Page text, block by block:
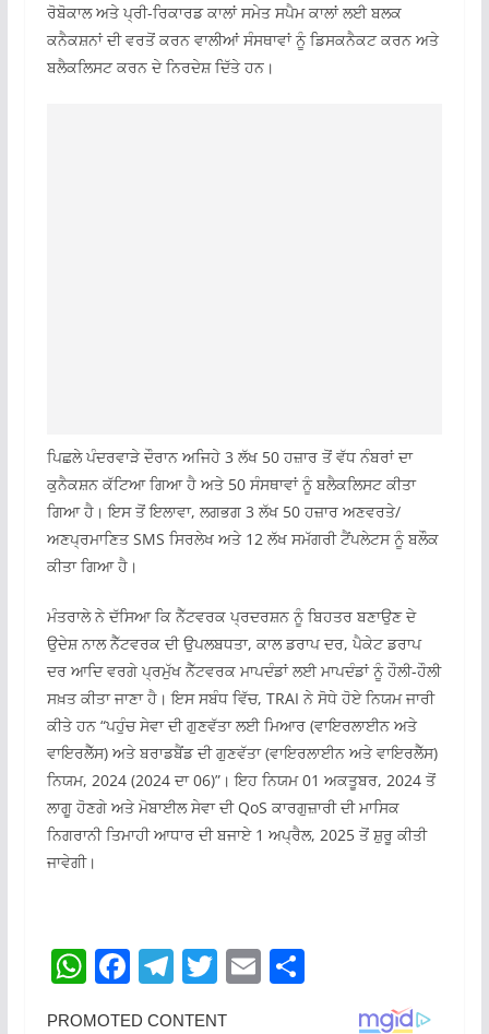
ਰੋਬੋਕਾਲ ਅਤੇ ਪ੍ਰੀ-ਰਿਕਾਰਡ ਕਾਲਾਂ ਸਮੇਤ ਸਪੈਮ ਕਾਲਾਂ ਲਈ ਬਲਕ
ਕਨੈਕਸ਼ਨਾਂ ਦੀ ਵਰਤੋਂ ਕਰਨ ਵਾਲੀਆਂ ਸੰਸਥਾਵਾਂ ਨੂੰ ਡਿਸਕਨੈਕਟ ਕਰਨ ਅਤੇ
ਬਲੈਕਲਿਸਟ ਕਰਨ ਦੇ ਨਿਰਦੇਸ਼ ਦਿੱਤੇ ਹਨ।
ਪਿਛਲੇ ਪੰਦਰਵਾੜੇ ਦੌਰਾਨ ਅਜਿਹੇ 3 ਲੱਖ 50 ਹਜ਼ਾਰ ਤੋਂ ਵੱਧ ਨੰਬਰਾਂ ਦਾ
ਕੁਨੈਕਸ਼ਨ ਕੱਟਿਆ ਗਿਆ ਹੈ ਅਤੇ 50 ਸੰਸਥਾਵਾਂ ਨੂੰ ਬਲੈਕਲਿਸਟ ਕੀਤਾ
ਗਿਆ ਹੈ। ਇਸ ਤੋਂ ਇਲਾਵਾ, ਲਗਭਗ 3 ਲੱਖ 50 ਹਜ਼ਾਰ ਅਣਵਰਤੇ/
ਅਣਪ੍ਰਮਾਣਿਤ SMS ਸਿਰਲੇਖ ਅਤੇ 12 ਲੱਖ ਸਮੱਗਰੀ ਟੈਂਪਲੇਟਸ ਨੂੰ ਬਲੌਕ
ਕੀਤਾ ਗਿਆ ਹੈ।
ਮੰਤਰਾਲੇ ਨੇ ਦੱਸਿਆ ਕਿ ਨੈੱਟਵਰਕ ਪ੍ਰਦਰਸ਼ਨ ਨੂੰ ਬਿਹਤਰ ਬਣਾਉਣ ਦੇ
ਉਦੇਸ਼ ਨਾਲ ਨੈੱਟਵਰਕ ਦੀ ਉਪਲਬਧਤਾ, ਕਾਲ ਡਰਾਪ ਦਰ, ਪੈਕੇਟ ਡਰਾਪ
ਦਰ ਆਦਿ ਵਰਗੇ ਪ੍ਰਮੁੱਖ ਨੈੱਟਵਰਕ ਮਾਪਦੰਡਾਂ ਲਈ ਮਾਪਦੰਡਾਂ ਨੂੰ ਹੌਲੀ-ਹੌਲੀ
ਸਖ਼ਤ ਕੀਤਾ ਜਾਣਾ ਹੈ। ਇਸ ਸਬੰਧ ਵਿੱਚ, TRAI ਨੇ ਸੋਧੇ ਹੋਏ ਨਿਯਮ ਜਾਰੀ
ਕੀਤੇ ਹਨ “ਪਹੁੰਚ ਸੇਵਾ ਦੀ ਗੁਣਵੱਤਾ ਲਈ ਮਿਆਰ (ਵਾਇਰਲਾਈਨ ਅਤੇ
ਵਾਇਰਲੈੱਸ) ਅਤੇ ਬਰਾਡਬੈਂਡ ਦੀ ਗੁਣਵੱਤਾ (ਵਾਇਰਲਾਈਨ ਅਤੇ ਵਾਇਰਲੈੱਸ)
ਨਿਯਮ, 2024 (2024 ਦਾ 06)”। ਇਹ ਨਿਯਮ 01 ਅਕਤੂਬਰ, 2024 ਤੋਂ
ਲਾਗੂ ਹੋਣਗੇ ਅਤੇ ਮੋਬਾਈਲ ਸੇਵਾ ਦੀ QoS ਕਾਰਗੁਜ਼ਾਰੀ ਦੀ ਮਾਸਿਕ
ਨਿਗਰਾਨੀ ਤਿਮਾਹੀ ਆਧਾਰ ਦੀ ਬਜਾਏ 1 ਅਪ੍ਰੈਲ, 2025 ਤੋਂ ਸ਼ੁਰੂ ਕੀਤੀ
ਜਾਵੇਗੀ।
W F T T E S